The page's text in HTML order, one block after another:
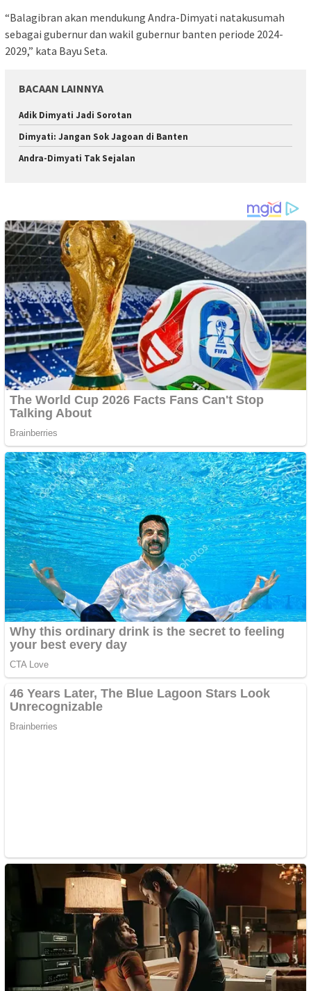
“Balagibran akan mendukung Andra-Dimyati natakusumah
sebagai gubernur dan wakil gubernur banten periode 2024-
2029,” kata Bayu Seta.
BACAAN LAINNYA
Adik Dimyati Jadi Sorotan
Dimyati: Jangan Sok Jagoan di Banten
Andra-Dimyati Tak Sejalan